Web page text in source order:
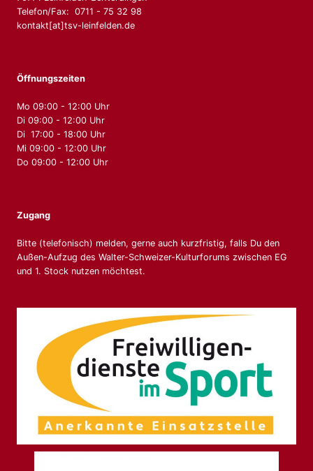
Telefon/Fax: 0711 - 75 32 98
kontakt[at]tsv-leinfelden.de
Öffnungszeiten
Mo 09:00 - 12:00 Uhr
Di 09:00 - 12:00 Uhr
Di 17:00 - 18:00 Uhr
Mi 09:00 - 12:00 Uhr
Do 09:00 - 12:00 Uhr
Zugang
Bitte (telefonisch) melden, gerne auch kurzfristig, falls Du den
Außen-Aufzug des Walter-Schweizer-Kulturforums zwischen EG
und 1. Stock nutzen möchtest.